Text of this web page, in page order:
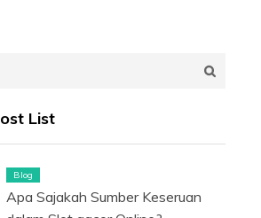
List
Blog
Apa Sajakah Sumber Keseruan